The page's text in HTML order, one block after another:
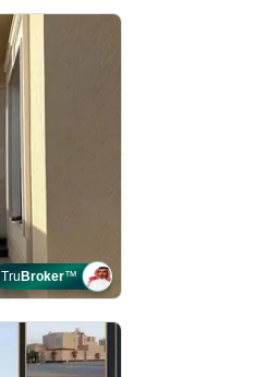
TruBroker™